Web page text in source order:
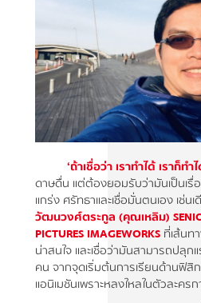
‘ถ้าเชื่อว่า เราทำได้ เราก็ทำไ
ดาษดื่น แต่ต้องยอมรับว่ามันเป็นเรื่
แกร่ง ศรัทธาและเชื่อมั่นตนเอง เช่น
วัฒนวงศ์ตระกูล (คุณเหลิม)
PICTURES IMAGEWORKS ที่เส้นท
น่าสนใจ และเชื่อว่ามันสามารถปลุก
คน จากจุดเริ่มต้นการเรียนด้านฟิสิ
แอนิเมชันเพราะหลงใหลในตัวละคร